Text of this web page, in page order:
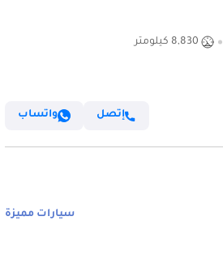
8,830 كيلومتر
إتصل واتساب
سيارات مميزة